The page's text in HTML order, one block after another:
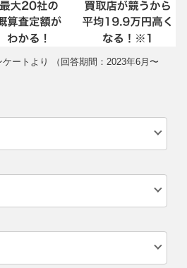
ートより （回答期間：2023年6月〜